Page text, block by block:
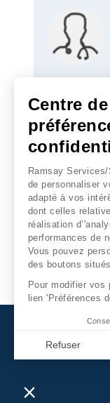
RDV en
Plus
Centre de
Ramsay
de personnaliser
adapté à vos
dont celles
réalisation
performances de
Vous pouvez
des boutons
Pour modifier vos
lien 'Préférences
Refuser
Plateforme de
Notre